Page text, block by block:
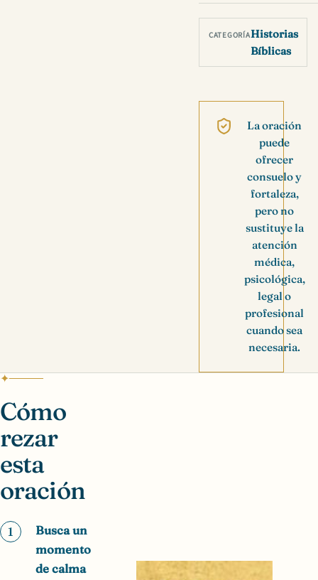
CATEGORÍAHistorias
Bíblicas
La oración
puede
ofrecer
consuelo y
fortaleza,
pero no
sustituye la
atención
médica,
psicológica,
legal o
profesional
cuando sea
necesaria.
Cómo
rezar
esta
oración
1
Busca un
momento
de calma